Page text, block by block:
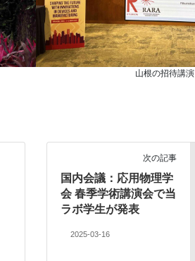
山根の招待講演
次の記事
国内会議：応用物理学
会 春季学術講演会で当
ラボ学生が発表
2025-03-16